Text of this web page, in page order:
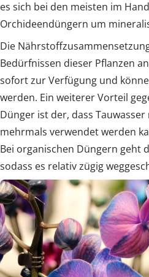
es sich bei den meisten im
Orchideendüngern um
Die
Bedürfnissen dieser Pflanzen
sofort zur Verfügung und
werden. Ein weiterer Vorteil
Dünger ist der, dass
mehrmals verwendet werden
Bei organischen Düngern geht
sodass es relativ zügig